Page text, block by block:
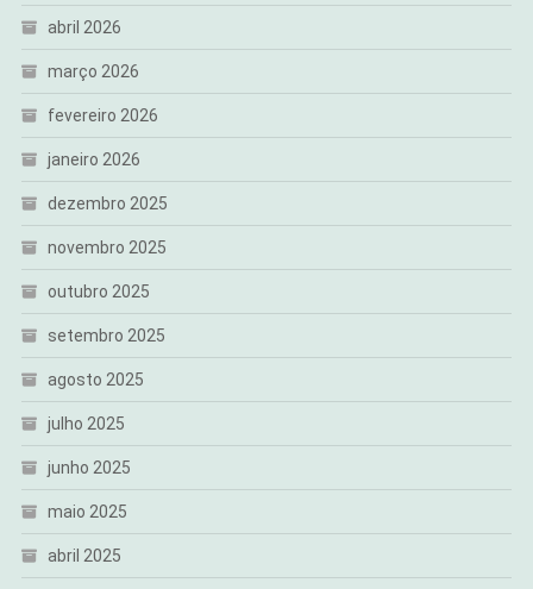
abril 2026
março 2026
fevereiro 2026
janeiro 2026
dezembro 2025
novembro 2025
outubro 2025
setembro 2025
agosto 2025
julho 2025
junho 2025
maio 2025
abril 2025